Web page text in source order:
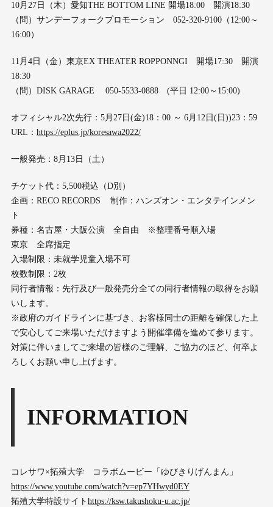
10月27日（木）愛知THE BOTTOM LINE 開場18:00 開演18:30
（問）サンデーフォークプロモーション 052-320-9100（12:00～
16:00）
11月4日（金）東京EX THEATER ROPPONNGI 開場17:30 開演
18:30
（問）DISK GARAGE 050-5533-0888 (平日 12:00～15:00)
オフィシャル2次先行：5月27日(金)18：00 ～ 6月12日(日))23：59
URL： https://eplus.jp/koresawa2022/
一般発売：8月13日（土）
チケット代：5,500税込（D別）
企画：RECO RECORDS 制作：ハンズオン・エンタテインメン
ト
券種：名古屋・大阪公演 全自由 ※整理番号順入場
東京 全席指定
入場制限：未就学児童入場不可
枚数制限：2枚
同行者情報：先行及び一般発売分全ての同行者情報の取得をお願
いします。
※政府のガイドラインに基づき、お客様同士の距離を確保した上
で安心してご来場いただけますよう開催準備を進めて参ります。
対策に伴いましてご来場の皆様のご理解、ご協力のほど、何卒よ
ろしくお願い申し上げます。
INFORMATION
コレサワ×拓殖大学 コラボムービー「ゆびきりげんまん」
https://www.youtube.com/watch?v=ep7YHwyd0EY
拓殖大学特設サイト https://ksw.takushoku-u.ac.jp/